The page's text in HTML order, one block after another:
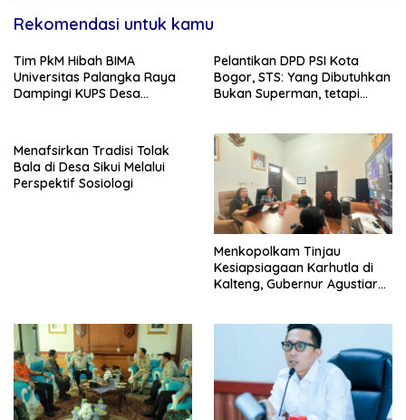
Rekomendasi untuk kamu
Tim PkM Hibah BIMA
Universitas Palangka Raya
Dampingi KUPS Desa
Pelantikan DPD PSI Kota
Bogor, STS: Yang Dibutuhkan
Bukan Superman, tetapi
Menafsirkan Tradisi Tolak
Bala di Desa Sikui Melalui
Perspektif Sosiologi
Menkopolkam Tinjau
Kesiapsiagaan Karhutla di
Kalteng, Gubernur Agustiar